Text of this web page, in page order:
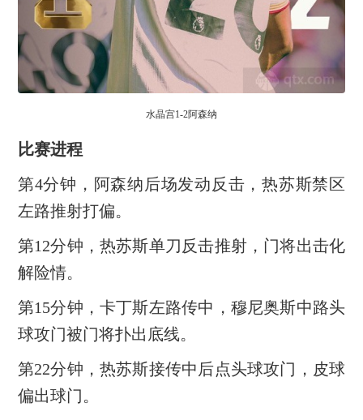
水晶宫1-2阿森纳
比赛进程
第4分钟，阿森纳后场发动反击，热苏斯禁区
左路推射打偏。
第12分钟，热苏斯单刀反击推射，门将出击化
解险情。
第15分钟，卡丁斯左路传中，穆尼奥斯中路头
球攻门被门将扑出底线。
第22分钟，热苏斯接传中后点头球攻门，皮球
偏出球门。